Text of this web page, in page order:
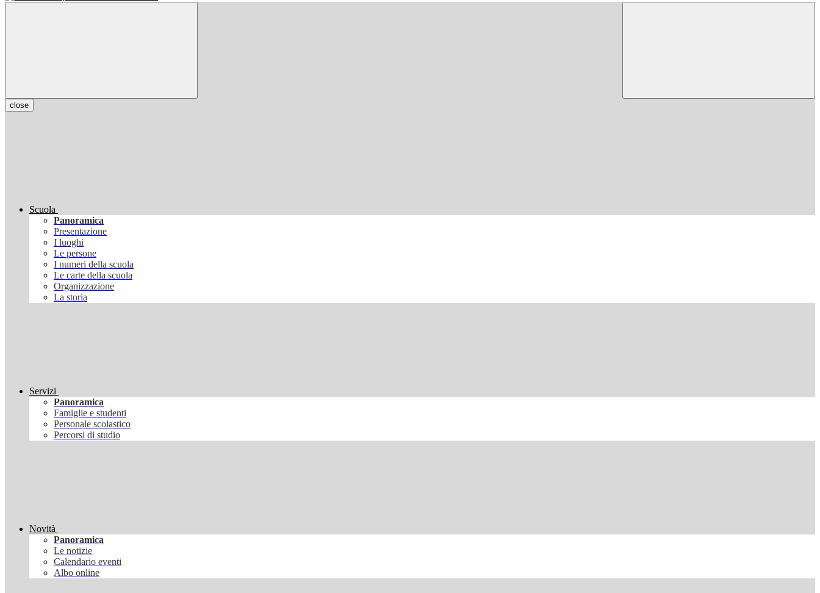
close
Scuola
Panoramica
Presentazione
I luoghi
Le persone
I numeri della scuola
Le carte della scuola
Organizzazione
La storia
Servizi
Panoramica
Famiglie e studenti
Personale scolastico
Percorsi di studio
Novità
Panoramica
Le notizie
Calendario eventi
Albo online